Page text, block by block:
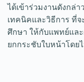
ได้เข้าร่วมงานดังกล่า
เทคนิคและวิธีการ ที่
ศึกษา ให้กับแพทย์และ
ยกกระชับใบหน้าโดย